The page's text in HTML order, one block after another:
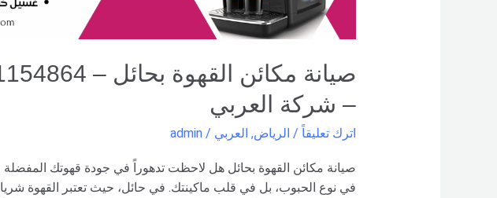
– شركة العربي
اترك تعليقاً / الرياض, العربي /
admin
صيانة مكائن القهوة بحائل هل لاحظت تدهوراً في جودة قهوتك
في نوع الحبوب، بل في قلب ماكينتك. في حائل، حيث تعتبر القهوة